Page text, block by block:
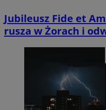
Jubileusz Fide et
rusza w Żorach i